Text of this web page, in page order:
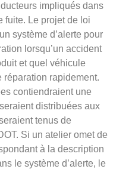
impliqués dans
fuite. Le projet de loi
système d’alerte pour
lorsqu’un accident
et quel véhicule
réparation rapidement.
contiendraient une
distribuées aux
tenus de
Si un atelier omet de
à la description
le système d’alerte, le